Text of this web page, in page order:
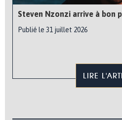
Steven Nzonzi arrive à bon
Publié le 31 juillet 2026
LIRE